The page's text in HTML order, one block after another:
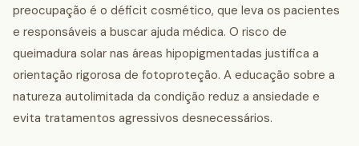
preocupação é o déficit cosmético, que leva os pacientes
e responsáveis a buscar ajuda médica. O risco de
queimadura solar nas áreas hipopigmentadas justifica a
orientação rigorosa de fotoproteção. A educação sobre a
natureza autolimitada da condição reduz a ansiedade e
evita tratamentos agressivos desnecessários.